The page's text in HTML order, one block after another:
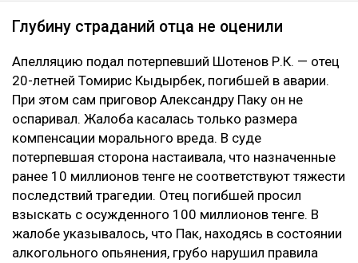
Глубину страданий отца не оценили
Апелляцию подал потерпевший Шотенов Р.К. — отец
20-летней Томирис Кыдырбек, погибшей в аварии.
При этом сам приговор Александру Паку он не
оспаривал. Жалоба касалась только размера
компенсации морального вреда. В суде
потерпевшая сторона настаивала, что назначенные
ранее 10 миллионов тенге не соответствуют тяжести
последствий трагедии. Отец погибшей просил
взыскать с осужденного 100 миллионов тенге. В
жалобе указывалось, что Пак, находясь в состоянии
алкогольного опьянения, грубо нарушил правила